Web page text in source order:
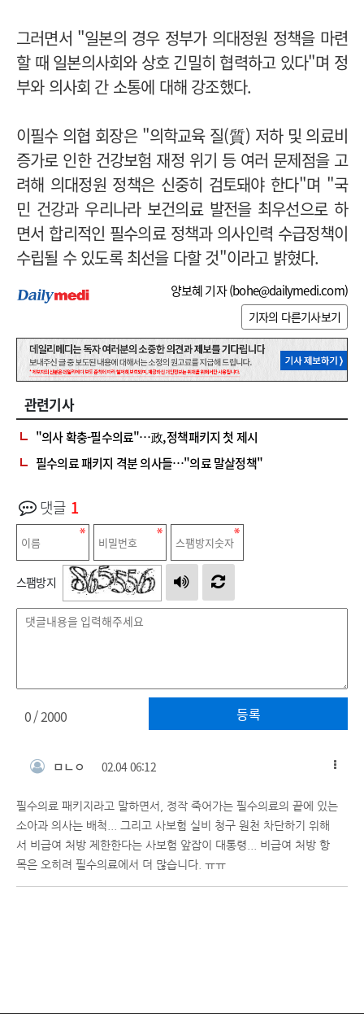
그러면서 "일본의 경우 정부가 의대정원 정책을 마련
할 때 일본의사회와 상호 긴밀히 협력하고 있다"며 정
부와 의사회 간 소통에 대해 강조했다.
이필수 의협 회장은 "의학교육 질(質) 저하 및 의료비
증가로 인한 건강보험 재정 위기 등 여러 문제점을 고
려해 의대정원 정책은 신중히 검토돼야 한다"며 "국
민 건강과 우리나라 보건의료 발전을 최우선으로 하
면서 합리적인 필수의료 정책과 의사인력 수급정책이
수립될 수 있도록 최선을 다할 것"이라고 밝혔다.
양보혜 기자 (bohe@dailymedi.com)
기자의 다른기사보기
관련기사
"의사 확충-필수의료"…政, 정책패키지 첫 제시
필수의료 패키지 격분 의사들…"의료 말살정책"
댓글 1
스팸방지
등록
0/ 2000
ㅁㄴㅇ 02.04 06:12
필수의료 패키지라고 말하면서, 정작 죽어가는 필수의료의 끝에 있는
소아과 의사는 배척... 그리고 사보험 실비 청구 원천 차단하기 위해
서 비급여 처방 제한한다는 사보험 앞잡이 대통령... 비급여 처방 항
목은 오히려 필수의료에서 더 많습니다. ㅠㅠ